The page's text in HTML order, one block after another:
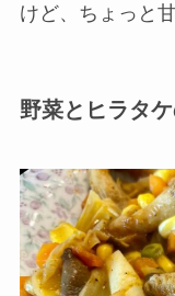
けど、ちょっと
野菜とヒラタ